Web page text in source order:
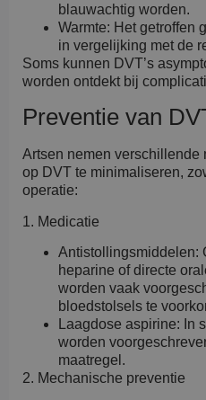
blauwachtig worden.
Warmte: Het getroffen
in vergelijking met de
Soms kunnen DVT’s
worden ontdekt bij
Preventie van
Artsen nemen verschillende
op DVT te minimaliseren,
operatie:
1. Medicatie
Antistollingsmiddelen:
heparine of directe
worden vaak
bloedstolsels te
Laagdose aspirine: In
worden
maatregel.
2. Mechanische preventie